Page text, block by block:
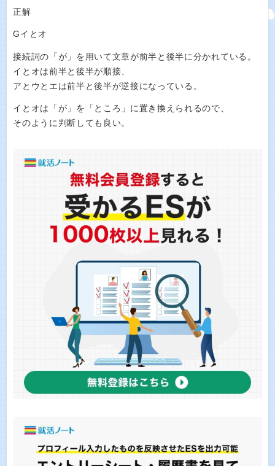
正解
Gイとオ
接続詞の「が」を用いて文章が前半と後半に分かれている。
イとオは前半と後半が順接、
アとウとエは前半と後半が逆接になっている。
イとオは「が」を「ところ」に置き換えられるので、
そのように判断しても良い。